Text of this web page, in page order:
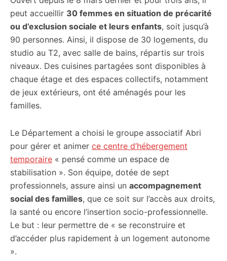
peut accueillir 30 femmes en situation de précarité
ou d’exclusion sociale et leurs enfants, soit jusqu’à
90 personnes. Ainsi, il dispose de 30 logements, du
studio au T2, avec salle de bains, répartis sur trois
niveaux. Des cuisines partagées sont disponibles à
chaque étage et des espaces collectifs, notamment
de jeux extérieurs, ont été aménagés pour les
familles.
Le Département a choisi le groupe associatif Abri
pour gérer et animer ce centre d’hébergement
temporaire « pensé comme un espace de
stabilisation ». Son équipe, dotée de sept
professionnels, assure ainsi un accompagnement
social des familles, que ce soit sur l’accès aux droits,
la santé ou encore l’insertion socio-professionnelle.
Le but : leur permettre de « se reconstruire et
d’accéder plus rapidement à un logement autonome
».